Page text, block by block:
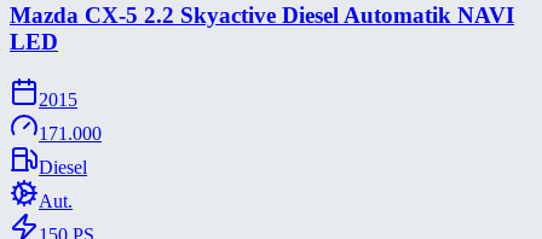
Mazda CX-​5 2.2 Skyactive Diesel Automatik NAVI
LED
2015
171.000
Diesel
Aut.